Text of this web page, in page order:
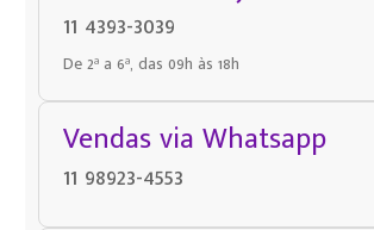
11 4393-3039
De 2ª a 6ª, das 09h às 18h
Vendas via Whatsapp
11 98923-4553